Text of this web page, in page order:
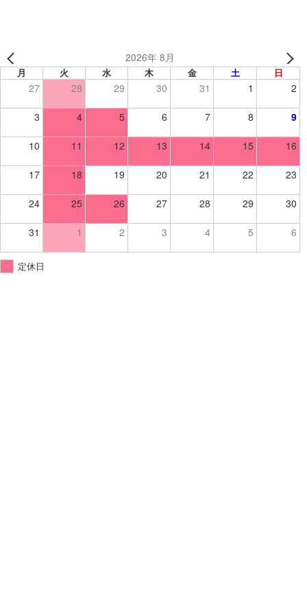
2026年 8月
月 火 水 木 金 土 日
27 28 29 30 31 1 2
3 4 5 6 7 8 9
10 11 12 13 14 15 16
17 18 19 20 21 22 23
24 25 26 27 28 29 30
31 1 2 3 4 5 6
定休日